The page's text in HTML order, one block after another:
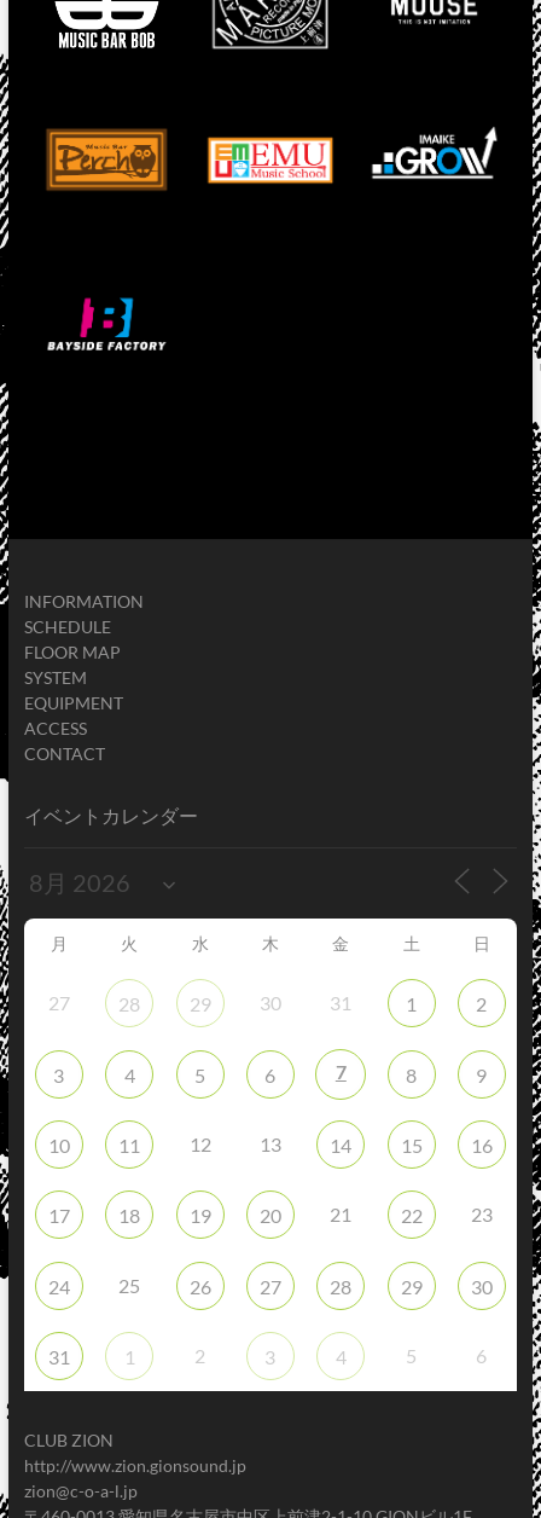
INFORMATION
SCHEDULE
FLOOR MAP
SYSTEM
EQUIPMENT
ACCESS
CONTACT
イベントカレンダー
月 火 水 木 金 土 日
27 28 29 30 31 1 2
3 4 5 6 7 8 9
10 11 12 13 14 15 16
17 18 19 20 21 22 23
24 25 26 27 28 29 30
31 1 2 3 4 5 6
CLUB ZION
http://www.zion.gionsound.jp
zion@c-o-a-l.jp